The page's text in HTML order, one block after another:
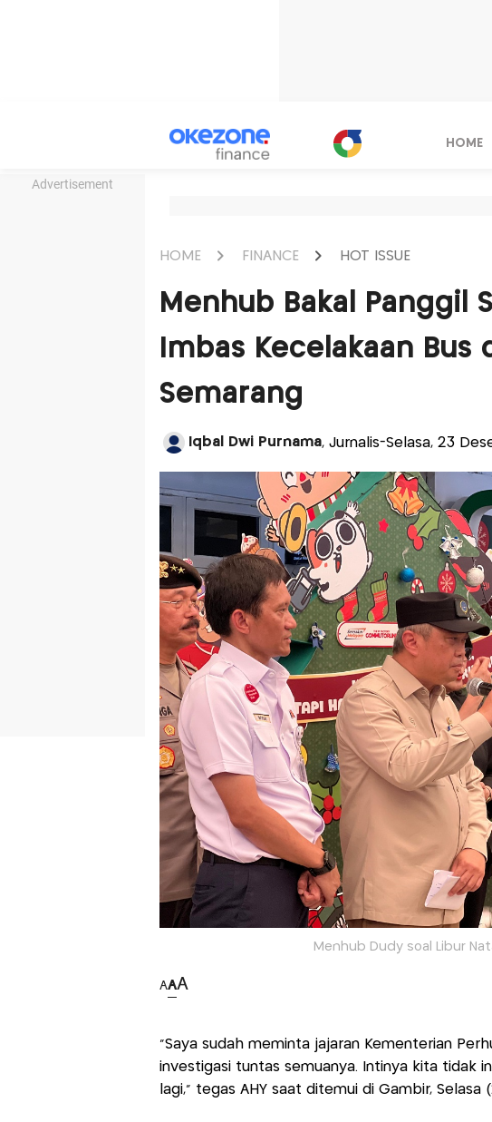
Advertisement
HOME
HOME FINANCE HOT ISSUE
Menhub Bakal Panggil
Imbas Kecelakaan Bus
Semarang
Iqbal Dwi Purnama, Jurnalis-Selasa, 23
Menhub Dudy soal Libur
AAA
"Saya sudah meminta jajaran Kementerian
investigasi tuntas semuanya. Intinya kita tidak
lagi," tegas AHY saat ditemui di Gambir, Selasa